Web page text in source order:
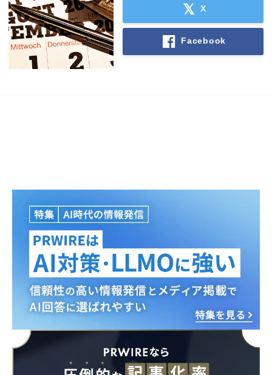
X
Facebook
Japanese